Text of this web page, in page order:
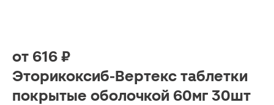
от 616 ₽
Эторикоксиб-Вертекс таблетки
покрытые оболочкой 60мг 30шт